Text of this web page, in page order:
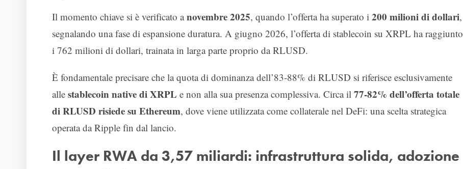
Il momento chiave si è verificato anovembre 2025, quando l’offerta ha superato i 200 milioni di dollari,
segnalando una fase di espansione duratura. A giugno 2026, l’offerta di stablecoin su XRPL ha raggiunto
i 762 milioni di dollari, trainata in larga parte proprio da RLUSD.
È fondamentale precisare che la quota di dominanza dell’83-88% di RLUSD si riferisce esclusivamente
alle stablecoin native di XRPL e non alla sua presenza complessiva. Circa il 77-82% dell’offerta totale
di RLUSD risiede su Ethereum, dove viene utilizzata come collaterale nel DeFi: una scelta strategica
operata da Ripple fin dal lancio.
Il layer RWA da 3,57 miliardi: infrastruttura solida, adozione